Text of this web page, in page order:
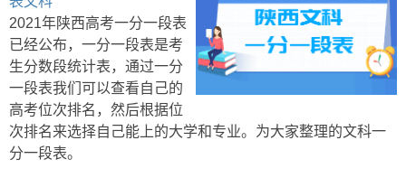
2021年陕西高考一分一段表
已经公布，一分一段表是考
生分数段统计表，通过一分
一段表我们可以查看自己的
高考位次排名，然后根据位
次排名来选择自己能上的大学和专业。为大家整理的文科一
分一段表。